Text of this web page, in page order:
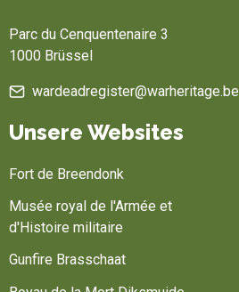
Parc du Cenquentenaire 3
1000 Brüssel
wardeadregister@warheritage.be
Unsere Websites
Fort de Breendonk
Musée royal de l'Armée et
d'Histoire militaire
Gunfire Brasschaat